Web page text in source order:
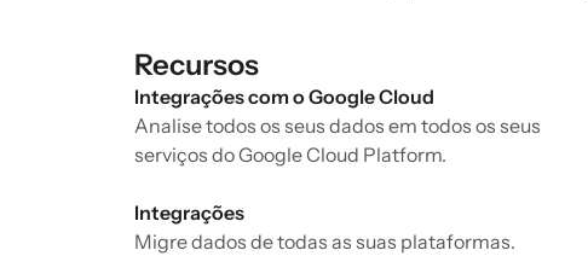
Recursos
Integrações com o Google Cloud
Analise todos os seus dados em todos os seus
serviços do Google Cloud Platform.
Integrações
Migre dados de todas as suas plataformas.